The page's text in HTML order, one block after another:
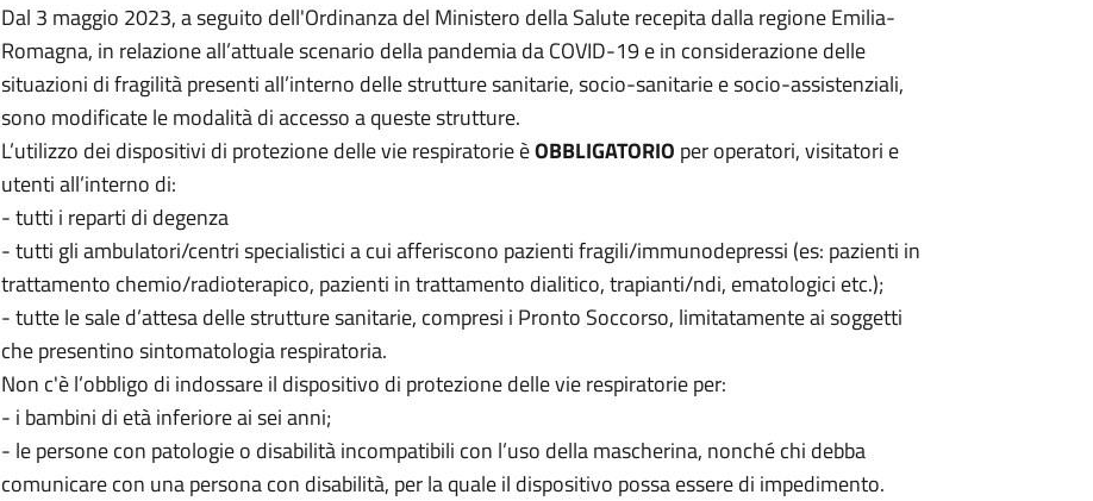
Dal 3 maggio 2023, a seguito dell'Ordinanza del Ministero della Salute recepita dalla regione Emilia-
Romagna, in relazione all’attuale scenario della pandemia da COVID-19 e in considerazione delle
situazioni di fragilità presenti all’interno delle strutture sanitarie, socio-sanitarie e socio-assistenziali,
sono modificate le modalità di accesso a queste strutture.
L’utilizzo dei dispositivi di protezione delle vie respiratorie èOBBLIGATORIO per operatori, visitatori e
utenti all’interno di:
- tutti i reparti di degenza
- tutti gli ambulatori/centri specialistici a cui afferiscono pazienti fragili/immunodepressi (es: pazienti in
trattamento chemio/radioterapico, pazienti in trattamento dialitico, trapianti/ndi, ematologici etc.);
- tutte le sale d’attesa delle strutture sanitarie, compresi i Pronto Soccorso, limitatamente ai soggetti
che presentino sintomatologia respiratoria.
Non c'è l’obbligo di indossare il dispositivo di protezione delle vie respiratorie per:
- i bambini di età inferiore ai sei anni;
- le persone con patologie o disabilità incompatibili con l’uso della mascherina, nonché chi debba
comunicare con una persona con disabilità, per la quale il dispositivo possa essere di impedimento.